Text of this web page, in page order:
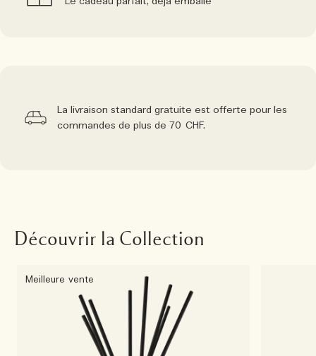
La livraison standard gratuite est offerte pour les
commandes de plus de 70 CHF.
Découvrir la Collection
Meilleure vente